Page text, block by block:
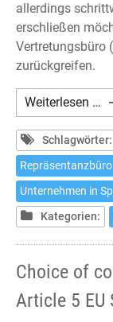
allerdings
erschließen
Vertretungsbüro
zurückgreifen.
Weiterlesen …
in
Schlagwörter:
Unternehmen in
Kategorien:
Choice of
Article 5 EU